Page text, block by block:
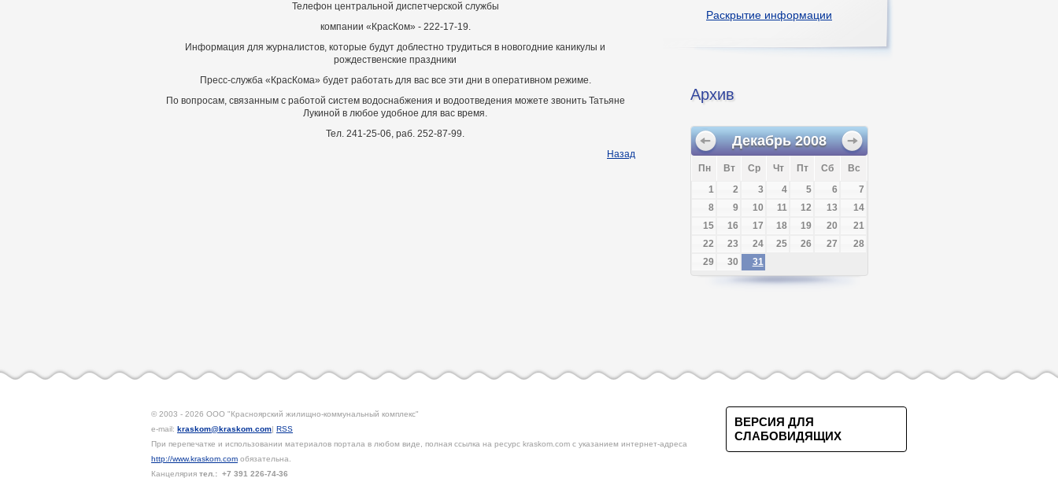
Телефон центральной диспетчерской службы
компании «КрасКом» -222-17-19.
Информация для журналистов, которые будут доблестно трудиться в новогодние каникулы и
рождественские праздники
Пресс-служба «КрасКома» будет работать для вас все эти дни в оперативном режиме.
По вопросам, связанным с работой систем водоснабжения и водоотведения можете звонить Татьяне
Лукиной в любое удобное для вас время.
Тел. 241-25-06, раб. 252-87-99.
Назад
Раскрытие информации
Архив
Декабрь 2008
Пн Вт Ср Чт Пт Сб
Вс
1
2 3 4 5 6
7
8
9 10 11 12 13
14
15
16 17 18 19 20
21
22
23 24 25 26 27
28
29
30 31
© 2003 - 2026 ООО "Красноярский жилищно-коммунальный комплекс"
e-mail: kraskom@kraskom.com| RSS
При перепечатке и использовании материалов портала в любом виде, полная ссылка на ресурс kraskom.com с указанием интернет-адреса
http://www.kraskom.com обязательна.
Канцелярия тел.: +7 391 226-74-36
ВЕРСИЯ ДЛЯ
СЛАБОВИДЯЩИХ